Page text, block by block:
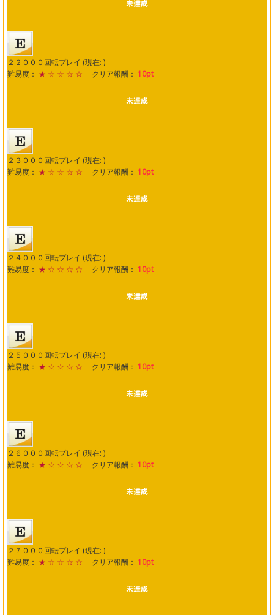
２２０００回転プレイ (現在: )
難易度： ★ ☆ ☆ ☆ ☆ クリア報酬： 10pt
２３０００回転プレイ (現在: )
難易度： ★ ☆ ☆ ☆ ☆ クリア報酬： 10pt
２４０００回転プレイ (現在: )
難易度： ★ ☆ ☆ ☆ ☆ クリア報酬： 10pt
２５０００回転プレイ (現在: )
難易度： ★ ☆ ☆ ☆ ☆ クリア報酬： 10pt
２６０００回転プレイ (現在: )
難易度： ★ ☆ ☆ ☆ ☆ クリア報酬： 10pt
２７０００回転プレイ (現在: )
難易度： ★ ☆ ☆ ☆ ☆ クリア報酬： 10pt